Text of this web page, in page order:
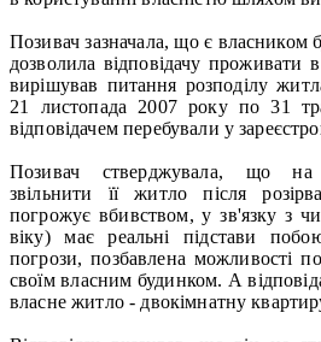
Позивач зазначала, що є власником
дозволила відповідачу проживати
вирішував питання розподілу
21 листопада 2007 року по 31
відповідачем перебували у
Позивач стверджувала, що на
звільнити її житло після
погрожує вбивством, у зв'язку з
віку) має реальні підстави
погрози, позбавлена можливості
своїм власним будинком. А
власне житло - двокімнатну